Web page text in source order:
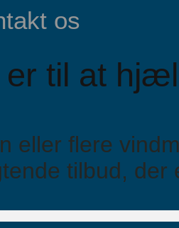
os
er til at
eller flere
tilbud, der